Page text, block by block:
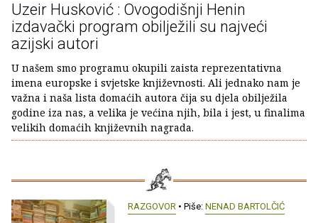
Uzeir Husković : Ovogodišnji Henin
izdavački program obilježili su najveći
azijski autori
U našem smo programu okupili zaista reprezentativna
imena europske i svjetske književnosti. Ali jednako nam je
važna i naša lista domaćih autora čija su djela obilježila
godine iza nas, a velika je većina njih, bila i jest, u finalima
velikih domaćih književnih nagrada.
RAZGOVOR • Piše: NENAD BARTOLČIĆ